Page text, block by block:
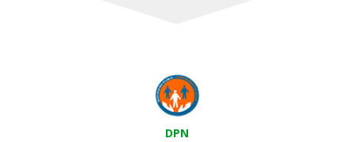
DPN